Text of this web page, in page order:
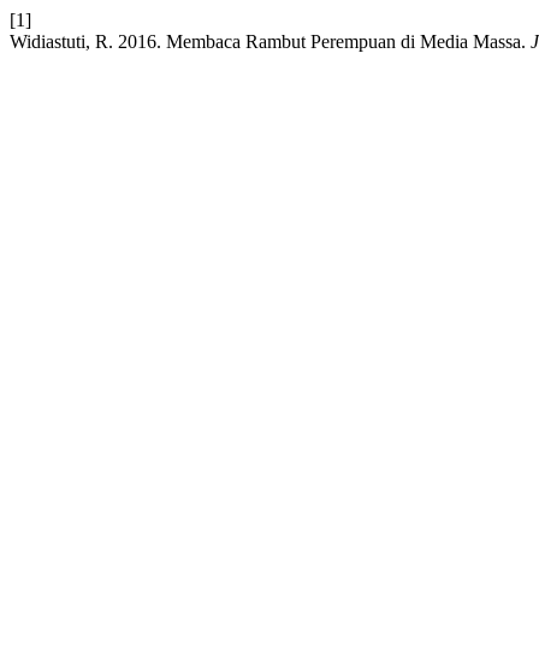
[1]
Widiastuti, R. 2016. Membaca Rambut Perempuan di Media Massa.